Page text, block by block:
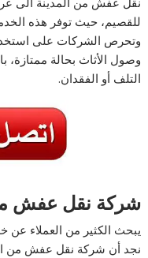
للقصيم، حيث توفر هذه
وتحرص الشركات على
وصول الأثاث بحالة ممتازة،
التلف أو الفقدان.
شركة نقل عفش
يبحث الكثير من العملاء
نجد أن شركة نقل عفش من